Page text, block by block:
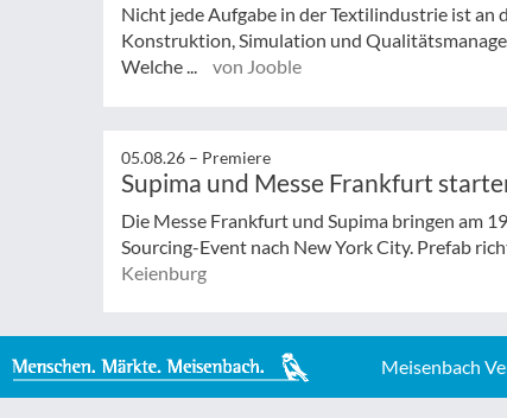
Nicht jede Aufgabe in der Textilindustrie ist an
Konstruktion, Simulation und
Welche ...
von Jooble
05.08.26 – Premiere
Supima und Messe Frankfurt
Die Messe Frankfurt und Supima bringen am
Sourcing-Event nach New York City. Prefab
Keienburg
Meisenbach